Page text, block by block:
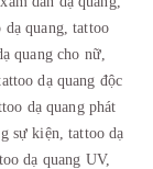
dạ quang,tattoo
quang cho nữ,
dạ quang độc
dạ quang phát
sự kiện,tattoo dạ
dạ quang UV,